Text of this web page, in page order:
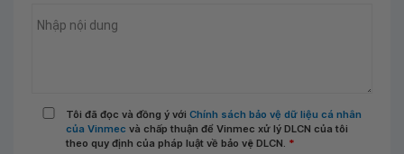
Tôi đã đọc và đồng ý với Chính sách bảo vệ dữ liệu cá nhân
của Vinmec và chấp thuận để Vinmec xử lý DLCN của tôi
theo quy định của pháp luật về bảo vệ DLCN. *